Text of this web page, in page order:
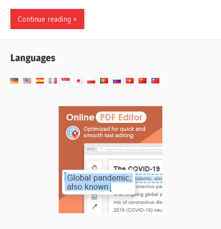
Continue reading
Languages